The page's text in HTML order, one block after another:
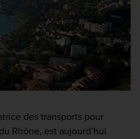
des transports pour
Rhône, est aujourd’hui